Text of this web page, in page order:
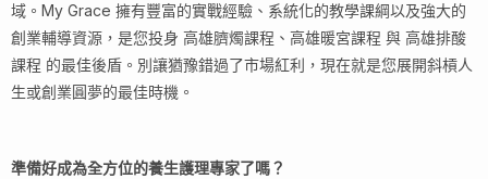
域。My Grace 擁有豐富的實戰經驗、系統化的教學課綱以及強大的
創業輔導資源，是您投身 高雄臍燭課程、高雄暖宮課程 與 高雄排酸
課程 的最佳後盾。別讓猶豫錯過了市場紅利，現在就是您展開斜槓人
生或創業圓夢的最佳時機。
準備好成為全方位的養生護理專家了嗎？